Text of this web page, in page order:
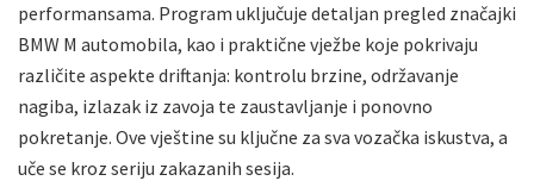
performansama. Program uključuje detaljan pregled značajki
BMW M automobila, kao i praktične vježbe koje pokrivaju
različite aspekte driftanja: kontrolu brzine, održavanje
nagiba, izlazak iz zavoja te zaustavljanje i ponovno
pokretanje. Ove vještine su ključne za sva vozačka iskustva, a
uče se kroz seriju zakazanih sesija.